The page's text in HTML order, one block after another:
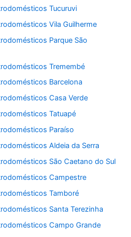
Tucuruvi
Vila Guilherme
Parque São
Tremembé
Barcelona
Casa Verde
Tatuapé
Paraíso
Aldeia da Serra
São Caetano do Sul
Campestre
Tamboré
Santa Terezinha
Campo Grande